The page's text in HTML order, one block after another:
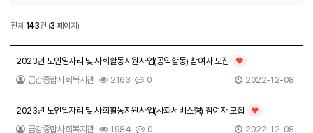
공지사항
전체 143건 (3 페이지)
2023년 노인일자리 및 사회활동지원사업(공익활동) 참여자 모집
인기글
금강종합사회복지관 2163 0 2022-12-08
2023년 노인일자리 및 사회활동지원사업(사회서비스형) 참여자 모집 인기글
금강종합사회복지관 1984 0 2022-12-08